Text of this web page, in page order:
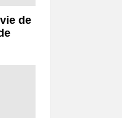
de